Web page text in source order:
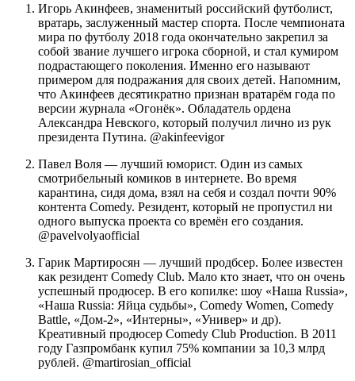
Игорь Акинфеев, знаменитый российский футболист,
вратарь, заслуженный мастер спорта. После чемпионата
мира по футболу 2018 года окончательно закрепил за
собой звание лучшего игрока сборной, и стал кумиром
подрастающего поколения. Именно его называют
примером для подражания для своих детей. Напомним,
что Акинфеев десятикратно признан вратарём года по
версии журнала «Огонёк». Обладатель ордена
Александра Невского, который получил лично из рук
президента Путина. @akinfeevigor
Павел Воля — лучший юморист. Один из самых
смотрибельный комиков в интернете. Во время
карантина, сидя дома, взял на себя и создал почти 90%
контента Comedy. Резидент, который не пропустил ни
одного выпуска проекта со времён его создания.
@pavelvolyaofficial
Гарик Мартиросян — лучший продбсер. Более известен
как резидент Comedy Club. Мало кто знает, что он очень
успешный продюсер. В его копилке: шоу «Наша Russia»,
«Наша Russia: Яйца судьбы», Comedy Women, Comedy
Battle, «Дом-2», «Интерны», «Универ» и др).
Креативный продюсер Comedy Club Production. В 2011
году Газпромбанк купил 75% компании за 10,3 млрд
рублей. @martirosian_official